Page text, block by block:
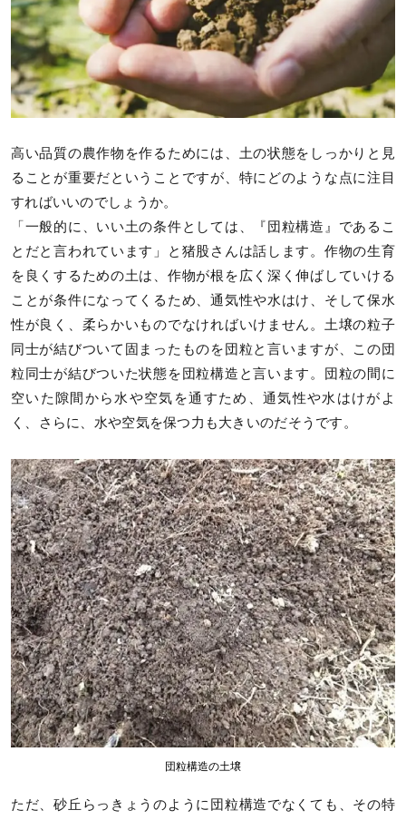
高い品質の農作物を作るためには、土の状態をしっかりと見
ることが重要だということですが、特にどのような点に注目
すればいいのでしょうか。
「一般的に、いい土の条件としては、『団粒構造』であるこ
とだと言われています」と猪股さんは話します。作物の生育
を良くするための土は、作物が根を広く深く伸ばしていける
ことが条件になってくるため、通気性や水はけ、そして保水
性が良く、柔らかいものでなければいけません。土壌の粒子
同士が結びついて固まったものを団粒と言いますが、この団
粒同士が結びついた状態を団粒構造と言います。団粒の間に
空いた隙間から水や空気を通すため、通気性や水はけがよ
く、さらに、水や空気を保つ力も大きいのだそうです。
団粒構造の土壌
ただ、砂丘らっきょうのように団粒構造でなくても、その特